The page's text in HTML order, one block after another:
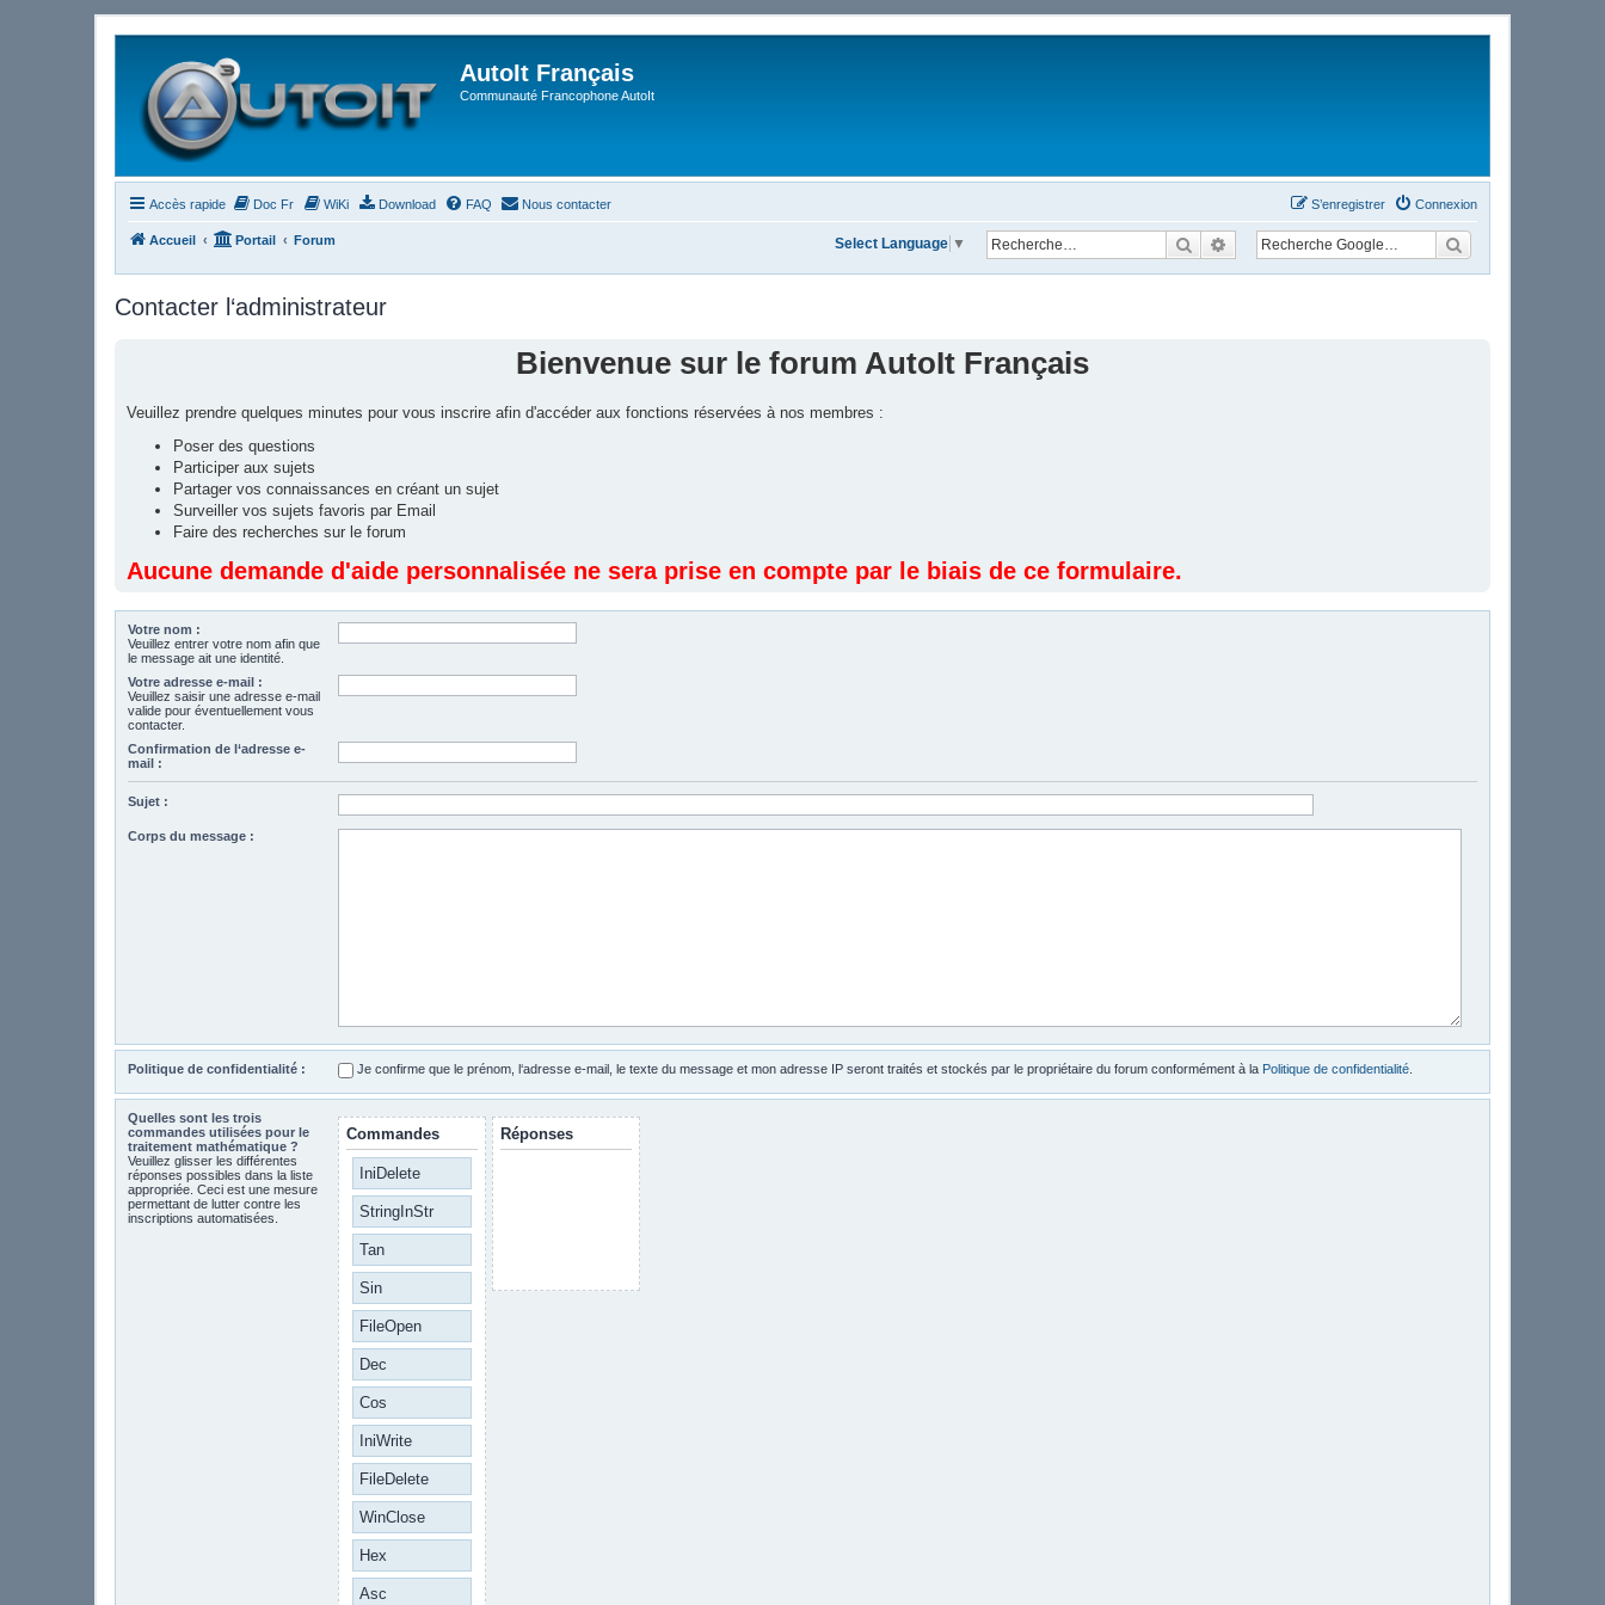
AutoIt Français
Communauté Francophone AutoIt
Accès rapide Doc Fr WiKi Download FAQ Nous contacter Connexion
S’enregistrer
Accueil Portail Forum RechercherRecherche avancée
Select Language ▼
Contacter l‘administrateur
Bienvenue sur le forum AutoIt Français
Veuillez prendre quelques minutes pour vous inscrire afin d'accéder aux fonctions réservées à nos membres :
Poser des questions
Participer aux sujets
Partager vos connaissances en créant un sujet
Surveiller vos sujets favoris par Email
Faire des recherches sur le forum
Aucune demande d'aide personnalisée ne sera prise en compte par le biais de ce formulaire.
Votre nom :
Veuillez entrer votre nom afin que
le message ait une identité.
Votre adresse e-mail :
Veuillez saisir une adresse e-mail
valide pour éventuellement vous
contacter.
Confirmation de l‘adresse e-
mail :
Sujet :
Corps du message :
Politique de confidentialité : Je confirme que le prénom, l‘adresse e-mail, le texte du message et mon adresse IP seront traités et stockés par le propriétaire du forum conformément à la Politique de confidentialité
Quelles sont les trois
commandes utilisées pour le
traitement mathématique ?
Veuillez glisser les différentes
réponses possibles dans la liste
appropriée. Ceci est une mesure
permettant de lutter contre les
inscriptions automatisées.
Commandes
IniDelete
StringInStr
Tan
Sin
FileOpen
Dec
Cos
IniWrite
FileDelete
WinClose
Hex
Asc
Réponses